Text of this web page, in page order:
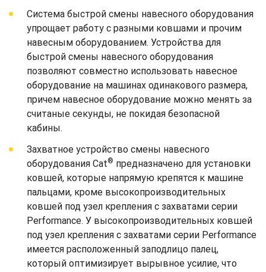
Система быстрой смены навесного оборудования
упрощает работу с разными ковшами и прочим
навесным оборудованием. Устройства для
быстрой смены навесного оборудования
позволяют совместно использовать навесное
оборудование на машинах одинакового размера,
причем навесное оборудование можно менять за
считаные секунды, не покидая безопасной
кабины.
Захватное устройство смены навесного
оборудования Cat® предназначено для установки
ковшей, которые напрямую крепятся к машине
пальцами, кроме высокопроизводительных
ковшей под узел крепления с захватами серии
Performance. У высокопроизводительных ковшей
под узел крепления с захватами серии Performance
имеется расположенный заподлицо палец,
который оптимизирует вырывное усилие, что